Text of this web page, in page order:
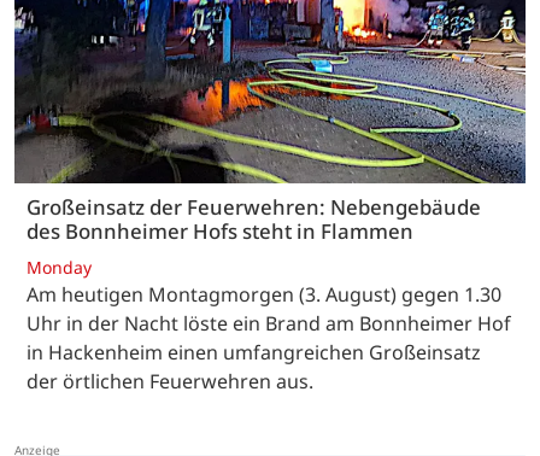
Großeinsatz der Feuerwehren: Nebengebäude
des Bonnheimer Hofs steht in Flammen
Monday
Am heutigen Montagmorgen (3. August) gegen 1.30
Uhr in der Nacht löste ein Brand am Bonnheimer Hof
in Hackenheim einen umfangreichen Großeinsatz
der örtlichen Feuerwehren aus.